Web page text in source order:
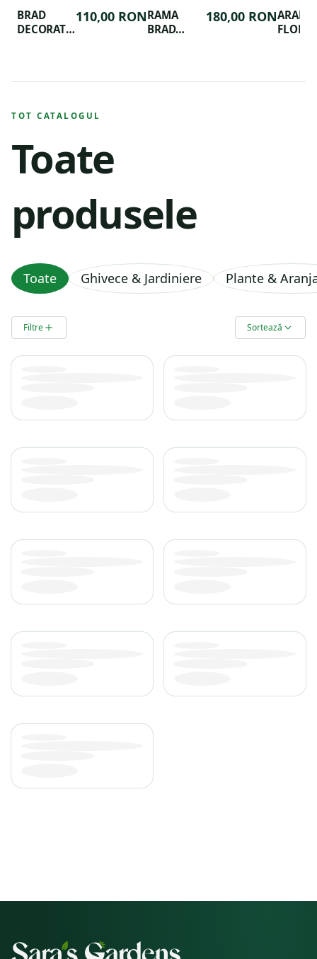
BRAD
DECORAT
110,00 RONRAMA
BRAD
180,00 RON
TOT CATALOGUL
Toate
produsele
Toate Ghivece & Jardiniere Plante &
Produse
Filtre Sortează